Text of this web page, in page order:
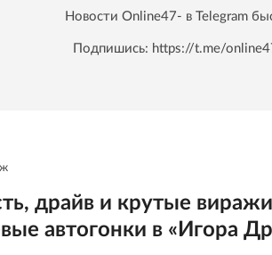
Новости Online47- в Telegram
Подпишись: https://t.me/
драйв и крутые
автогонки в «Игора